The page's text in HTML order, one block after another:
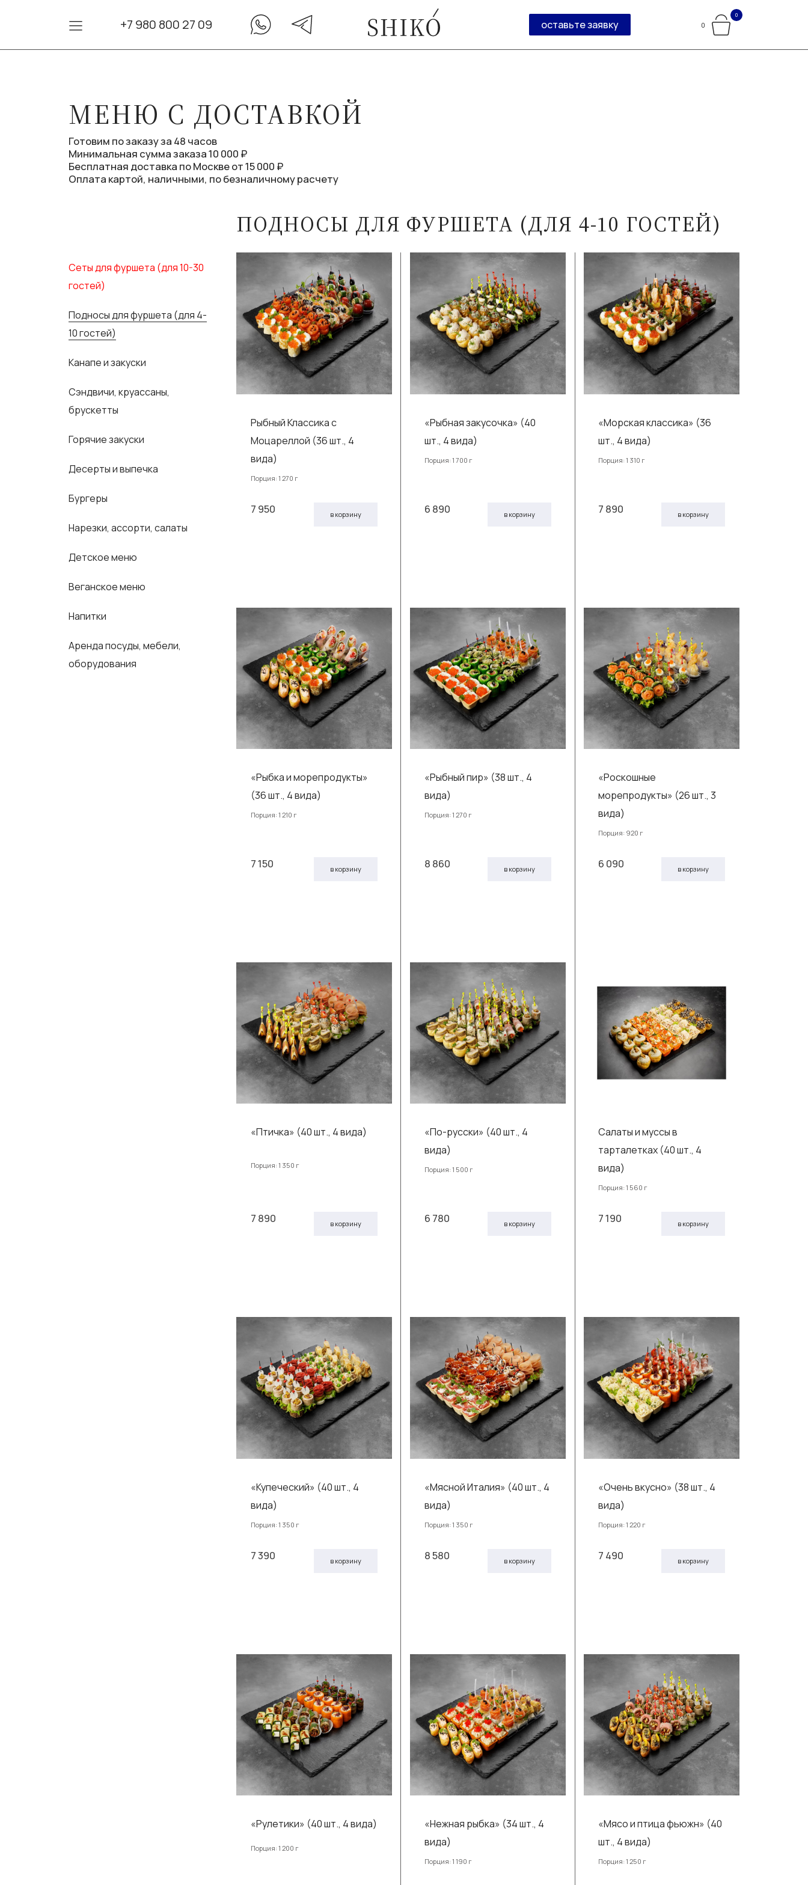
+7 980 800 27 09 оставьте заявку 0
0
МЕНЮ С ДОСТАВКОЙ
Готовим по заказу за 48 часов
Минимальная сумма заказа 10 000 ₽
Бесплатная доставка по Москве от 15 000 ₽
Оплата картой, наличными, по безналичному расчету
ПОДНОСЫ ДЛЯ ФУРШЕТА (ДЛЯ 4-10 ГОСТЕЙ)
Сеты для фуршета (для 10-30
гостей)
Подносы для фуршета (для 4-
10 гостей)
Канапе и закуски
Сэндвичи, круассаны,
брускетты
Горячие закуски
Десерты и выпечка
Бургеры
Нарезки, ассорти, салаты
Детское меню
Веганское меню
Напитки
Аренда посуды, мебели,
оборудования
Рыбный Классика с
Моцареллой (36 шт., 4
вида)
Порция: 1 270 г
7 950 в корзину
«Рыбная закусочка» (40
шт., 4 вида)
Порция: 1 700 г
6 890 в корзину
«Морская классика» (36
шт., 4 вида)
Порция: 1 310 г
7 890 в корзину
«Рыбка и морепродукты»
(36 шт., 4 вида)
Порция: 1 210 г
7 150 в корзину
«Рыбный пир» (38 шт., 4
вида)
Порция: 1 270 г
8 860 в корзину
«Роскошные
морепродукты» (26 шт., 3
вида)
Порция: 920 г
6 090 в корзину
«Птичка» (40 шт., 4 вида)
Порция: 1 350 г
7 890 в корзину
«По-русски» (40 шт., 4
вида)
Порция: 1 500 г
6 780 в корзину
Салаты и муссы в
тарталетках (40 шт., 4
вида)
Порция: 1 560 г
7 190 в корзину
«Купеческий» (40 шт., 4
вида)
Порция: 1 350 г
7 390 в корзину
«Мясной Италия» (40 шт., 4
вида)
Порция: 1 350 г
8 580 в корзину
«Очень вкусно» (38 шт., 4
вида)
Порция: 1 220 г
7 490 в корзину
«Рулетики» (40 шт., 4 вида)
Порция: 1 200 г
«Нежная рыбка» (34 шт., 4
вида)
Порция: 1 190 г
«Мясо и птица фьюжн» (40
шт., 4 вида)
Порция: 1 250 г